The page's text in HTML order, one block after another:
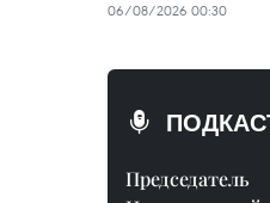
06/08/2026 00:30
Председатель